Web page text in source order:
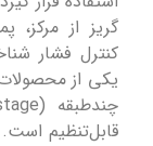
گریز از
کنترل فشار
یکی از
قابل‌تنظیم